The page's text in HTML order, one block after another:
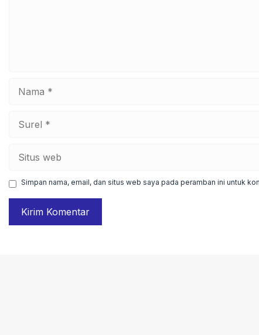
Simpan nama, email, dan situs web saya pada peramban ini untuk